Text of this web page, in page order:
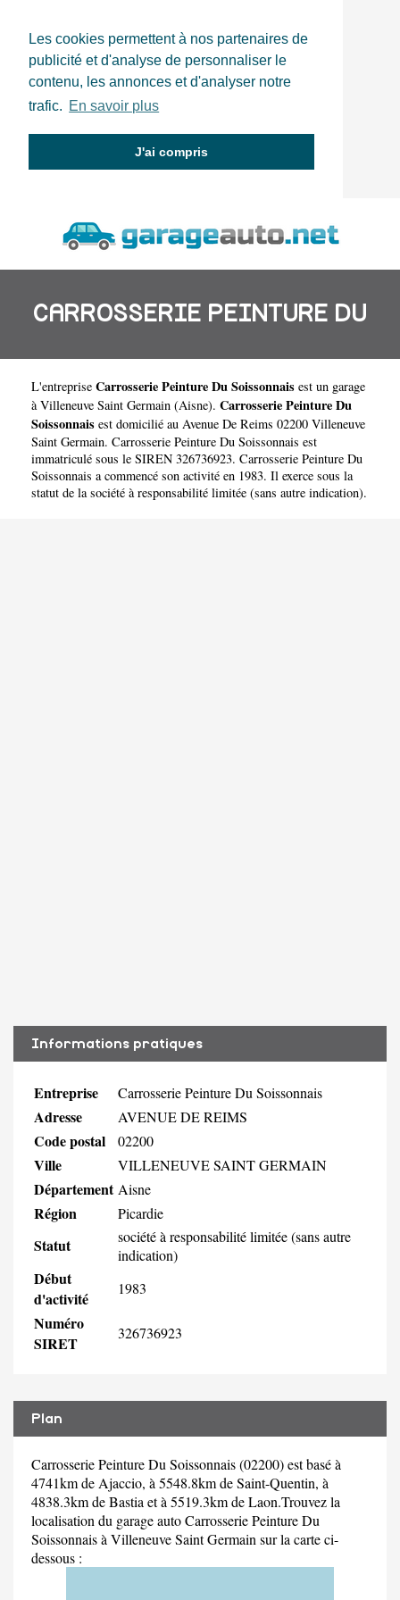
Les cookies permettent à nos partenaires de
publicité et d'analyse de personnaliser le
contenu, les annonces et d'analyser notre
trafic. En savoir plus
J'ai compris
CARROSSERIE PEINTURE DU
SOISSONNAIS
L'entreprise Carrosserie Peinture Du Soissonnais est un garage
à Villeneuve Saint Germain (Aisne). Carrosserie Peinture Du
Soissonnais est domicilié au Avenue De Reims 02200 Villeneuve
Saint Germain. Carrosserie Peinture Du Soissonnais est
immatriculé sous le SIREN 326736923. Carrosserie Peinture Du
Soissonnais a commencé son activité en 1983. Il exerce sous la
statut de la société à responsabilité limitée (sans autre indication).
Informations pratiques
Entreprise Carrosserie Peinture Du Soissonnais
Adresse AVENUE DE REIMS
Code postal 02200
Ville VILLENEUVE SAINT GERMAIN
Département Aisne
Région Picardie
Statut
société à responsabilité limitée (sans autre
indication)
Début
d'activité
1983
Numéro
SIRET
326736923
Plan
Carrosserie Peinture Du Soissonnais (02200) est basé à
4741km de Ajaccio, à 5548.8km de Saint-Quentin, à
4838.3km de Bastia et à 5519.3km de Laon.Trouvez la
localisation du garage auto Carrosserie Peinture Du
Soissonnais à Villeneuve Saint Germain sur la carte ci-
dessous :